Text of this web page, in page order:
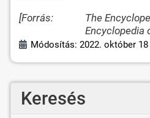
[Forrás:
The
Encyclopedia
Módosítás: 2022. október 18
Keresés